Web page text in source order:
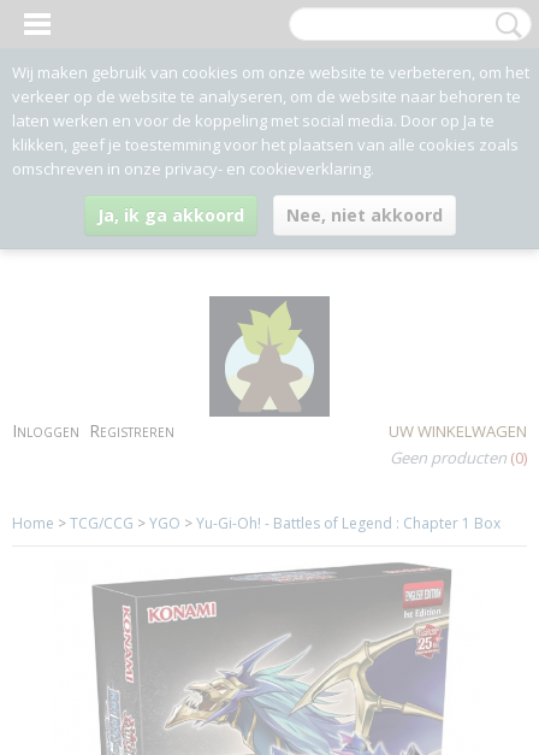
Inloggen Registreren
UW WINKELWAGEN
Geen producten (0)
Home >TCG/CCG >YGO >Yu-Gi-Oh! - Battles of Legend : Chapter 1 Box
Wij maken gebruik van cookies om onze website te verbeteren, om het
verkeer op de website te analyseren, om de website naar behoren te
laten werken en voor de koppeling met social media. Door op Ja te
klikken, geef je toestemming voor het plaatsen van alle cookies zoals
omschreven in onze privacy- en cookieverklaring.
Ja, ik ga akkoord Nee, niet akkoord